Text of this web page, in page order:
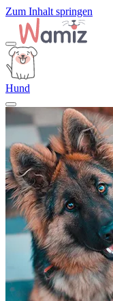
Zum Inhalt springen
Hund